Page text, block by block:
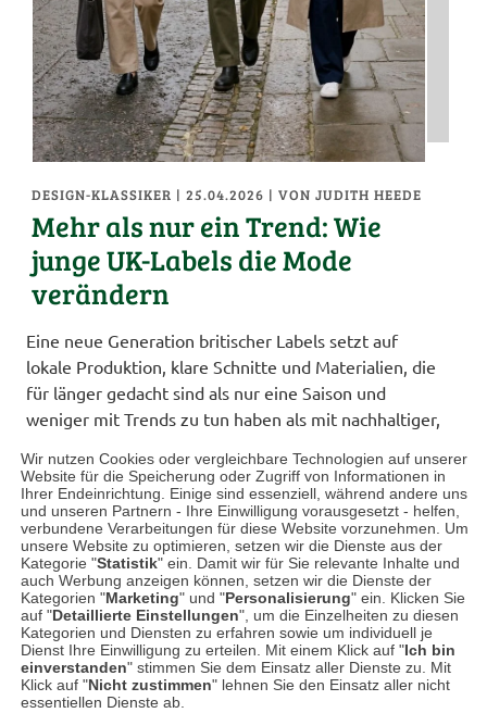
Wir nutzen Cookies oder vergleichbare Technologien auf unserer
Website für die Speicherung oder Zugriff von Informationen in
Ihrer Endeinrichtung. Einige sind essenziell, während andere uns
und unseren Partnern - Ihre Einwilligung vorausgesetzt - helfen,
verbundene Verarbeitungen für diese Website vorzunehmen. Um
unsere Website zu optimieren, setzen wir die Dienste aus der
Kategorie "Statistik" ein. Damit wir für Sie relevante Inhalte und
auch Werbung anzeigen können, setzen wir die Dienste der
Kategorien "Marketing" und "Personalisierung" ein. Klicken Sie
auf "Detaillierte Einstellungen", um die Einzelheiten zu diesen
Kategorien und Diensten zu erfahren sowie um individuell je
Dienst Ihre Einwilligung zu erteilen. Mit einem Klick auf "Ich bin
einverstanden" stimmen Sie dem Einsatz aller Dienste zu. Mit
Klick auf "Nicht zustimmen" lehnen Sie den Einsatz aller nicht
essentiellen Dienste ab.
DESIGN-KLASSIKER | 25.04.2026 | VON JUDITH HEEDE
Mehr als nur ein Trend: Wie
junge UK-Labels die Mode
verändern
Eine neue Generation britischer Labels setzt auf
lokale Produktion, klare Schnitte und Materialien, die
für länger gedacht sind als nur eine Saison und
weniger mit Trends zu tun haben als mit nachhaltiger,
Britische Mode wird dort interessant, wo neue Labels
nicht auf Effekthascherei setzen, sondern auf
hochwertige Verarbeitung, gute Stoffe und
raffinierte Schnitte. Das…
Weiterlesen